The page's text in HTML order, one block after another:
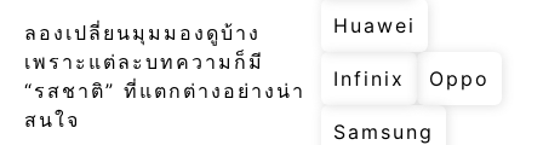
ลองเปลี่ยนมุมมองดูบ้าง
เพราะแต่ละบทความก็มี
“รสชาติ” ที่แตกต่างอย่างน่า
สนใจ
Huawei
Infinix Oppo
Samsung